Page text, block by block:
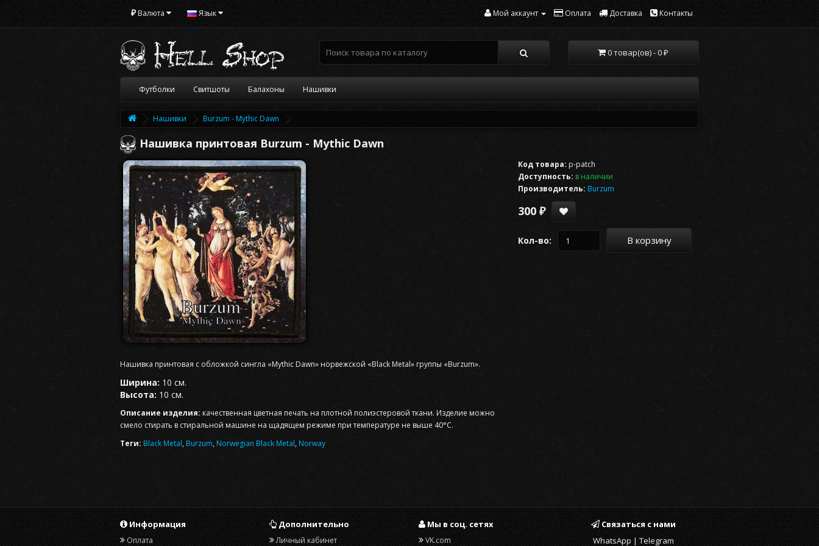
₽Валюта Язык Мой аккаунт Оплата Доставка Контакты
0 товар(ов) - 0 ₽
Футболки Свитшоты Балахоны Нашивки
Нашивки Burzum - Mythic Dawn
Нашивка принтовая Burzum - Mythic Dawn
Нашивка принтовая с обложкой сингла «Mythic Dawn» норвежской «Black Metal» группы «Burzum».
Ширина: 10 см.
Высота: 10 см.
Описание изделия: качественная цветная печать на плотной полиэстеровой ткани. Изделие можно
смело стирать в стиральной машине на щадящем режиме при температуре не выше 40°С.
Теги: Black Metal,Burzum,Norwegian Black Metal,Norway
Код товара: p-patch
Доступность: в наличии
Производитель: Burzum
300 ₽
Кол-во: В корзину
Информация
Оплата
Дополнительно
Личный кабинет
Мы в соц. сетях
VK.com
Связаться с нами
WhatsApp | Telegram